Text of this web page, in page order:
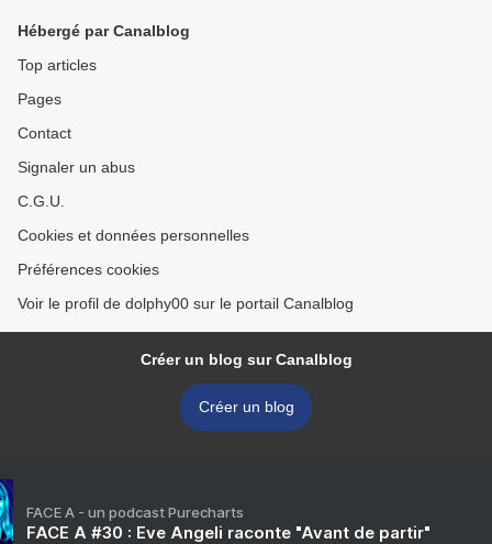
Hébergé par Canalblog
Top articles
Pages
Contact
Signaler un abus
C.G.U.
Cookies et données personnelles
Préférences cookies
Voir le profil de dolphy00 sur le portail Canalblog
Créer un blog sur Canalblog
Créer un blog
FACE A - un podcast Purecharts
FACE A #30 : Eve Angeli raconte "Avant de partir"